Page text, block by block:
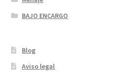
BAJO ENCARGO
Blog
Aviso legal